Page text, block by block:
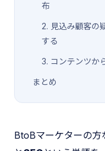
布
2. 見込み顧客の
する
3. コンテンツか
まとめ
BtoBマーケターの方